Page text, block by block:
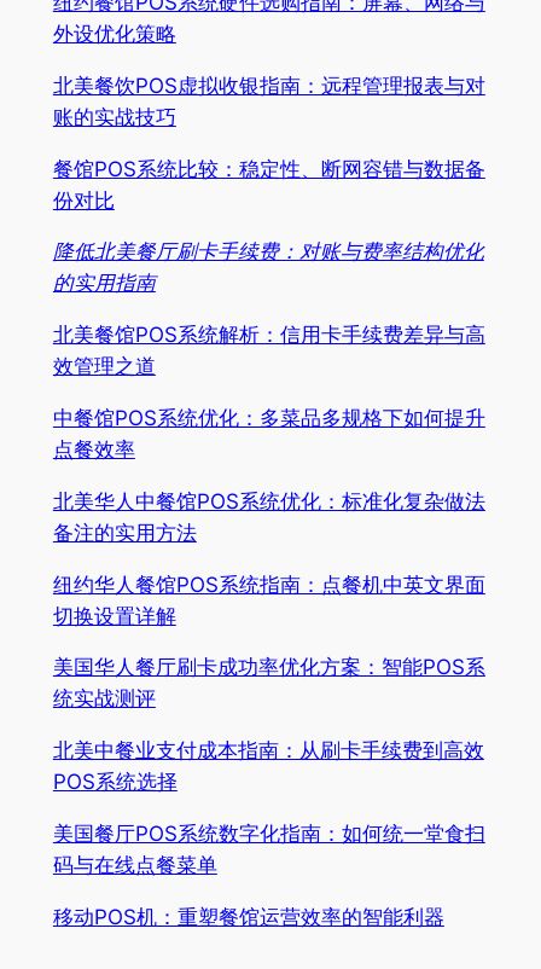
外设优化策略
北美餐饮POS虚拟收银指南：远程管理报表与对
账的实战技巧
餐馆POS系统比较：稳定性、断网容错与数据备
份对比
降低北美餐厅刷卡手续费：对账与费率结构优化
的实用指南
北美餐馆POS系统解析：信用卡手续费差异与高
效管理之道
中餐馆POS系统优化：多菜品多规格下如何提升
点餐效率
北美华人中餐馆POS系统优化：标准化复杂做法
备注的实用方法
纽约华人餐馆POS系统指南：点餐机中英文界面
切换设置详解
美国华人餐厅刷卡成功率优化方案：智能POS系
统实战测评
北美中餐业支付成本指南：从刷卡手续费到高效
POS系统选择
美国餐厅POS系统数字化指南：如何统一堂食扫
码与在线点餐菜单
移动POS机：重塑餐馆运营效率的智能利器